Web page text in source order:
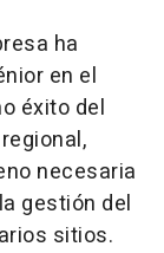
ha
en el
éxito del
necesaria
gestión del
sitios.